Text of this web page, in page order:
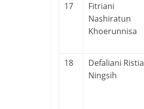
17
Fitriani
Nashiratun
Khoerunnisa
18
Defaliani Ristia
Ningsih